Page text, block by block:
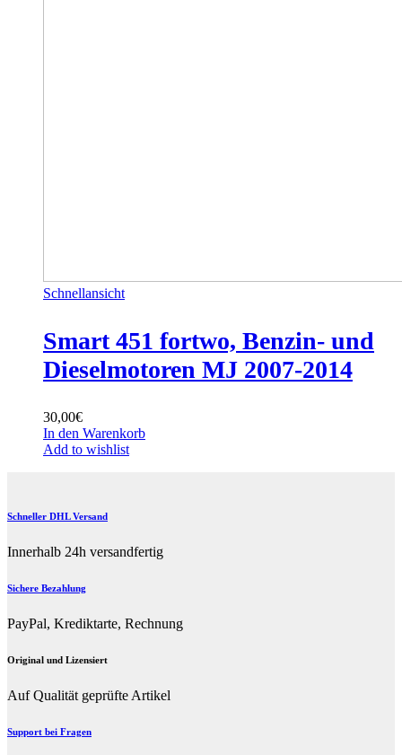
Schnellansicht
Smart 451 fortwo, Benzin- und
Dieselmotoren MJ 2007-2014
30,00€
In den Warenkorb
Add to wishlist
Schneller DHL Versand
Innerhalb 24h versandfertig
Sichere Bezahlung
PayPal, Krediktarte, Rechnung
Original und Lizensiert
Auf Qualität geprüfte Artikel
Support bei Fragen